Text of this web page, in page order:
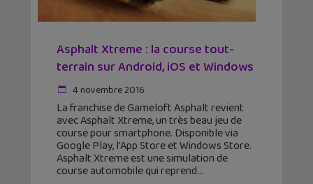
Asphalt Xtreme : la course tout-
terrain sur Android, iOS et Windows
4 novembre 2016
La franchise de Gameloft Asphalt revient
avec Asphalt Xtreme, un très beau jeu de
course pour smartphone. Disponible via
Google Play, l'App Store et Windows Store.
Asphalt Xtreme est une simulation de
course automobile qui reprend